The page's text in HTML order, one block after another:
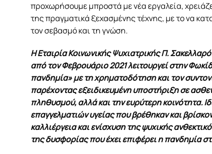
προχωρήσουμε μπροστά με νέα εργαλεία,
της πραγματικά ξεχασμένης τέχνης, με το να
τον σεβασμό και τη γνώση.
Η Εταιρία Κοινωνικής Ψυχιατρικής Π.
από τον Φεβρουάριο 2021 λειτουργεί στην
πανδημία» με τη χρηματοδότηση και τον
παρέχοντας εξειδικευμένη υποστήριξη σε
πληθυσμού, αλλά και την ευρύτερη κοινότητα.
επαγγελματιών υγείας που βρέθηκαν και
καλλιέργεια και ενίσχυση της ψυχικής
της δυσφορίας που έχει επιφέρει η πανδηµία